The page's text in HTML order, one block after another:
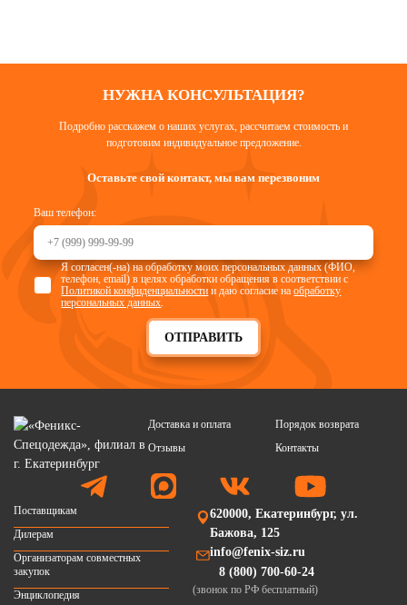
НУЖНА КОНСУЛЬТАЦИЯ?
Подробно расскажем о наших услугах, рассчитаем стоимость и
подготовим индивидуальное предложение.
Оставьте свой контакт, мы вам перезвоним
Ваш телефон:
ОТПРАВИТЬ
Я согласен(-на) на обработку моих персональных данных (ФИО,
телефон, email) в целях обработки обращения в соответствии с
Политикой конфиденциальности и даю согласие наобработку
персональных данных.
Доставка и оплата
Порядок возврата
Отзывы
Контакты
Поставщикам
Дилерам
Организаторам совместных
закупок
Энциклопедия
620000, Екатеринбург, ул.
Бажова, 125
info@fenix-siz.ru
8 (800) 700-60-24
(звонок по РФ бесплатный)